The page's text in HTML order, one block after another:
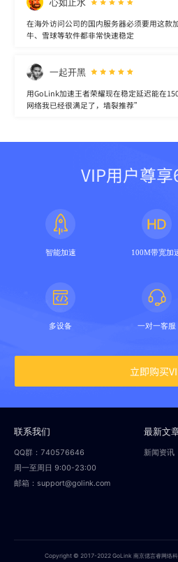
心如止水
在海外访问公司的国内服务器必须要用这款
牛、雪球等软件都非常快速稳定
一起开黑
用GoLink加速王者荣耀现在稳定延迟能在
网络我已经很满足了，墙裂推荐”
VIP用户尊
智能加速 100M带宽加
多设备 一对一客服
立即购买
联系我们
QQ群：740576646
周一至周日 9:00-23:00
邮箱：support@golink.com
最新文
新闻资讯
Copyright © 2017-2022 GoLink 南京偲言睿网络